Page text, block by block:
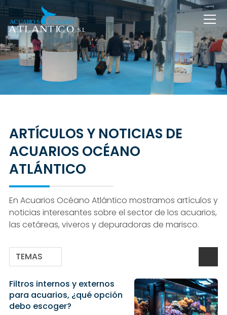
ARTÍCULOS Y NOTICIAS DE
ACUARIOS OCÉANO
ATLÁNTICO
En Acuarios Océano Atlántico mostramos artículos y
noticias interesantes sobre el sector de los acuarios,
las cetáreas, viveros y depuradoras de marisco.
TEMAS
Filtros internos y externos
para acuarios, ¿qué opción
debo escoger?